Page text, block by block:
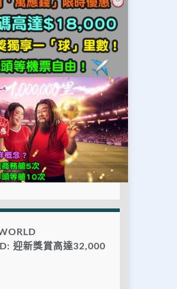
迎新獎賞高達32,000